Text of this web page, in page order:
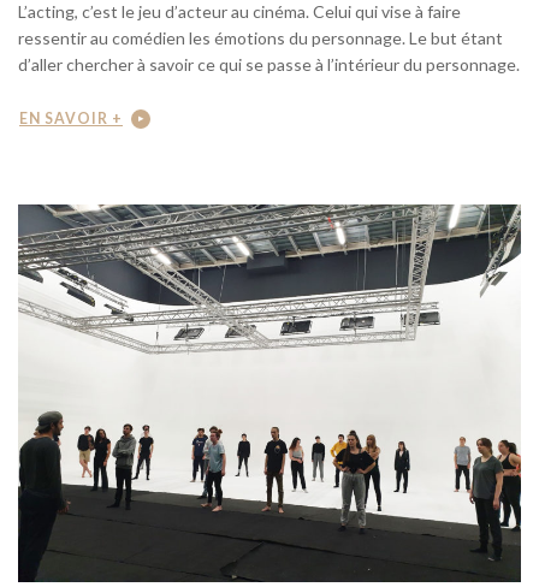
L’acting, c’est le jeu d’acteur au cinéma. Celui qui vise à faire
ressentir au comédien les émotions du personnage. Le but étant
d’aller chercher à savoir ce qui se passe à l’intérieur du personnage.
EN SAVOIR +